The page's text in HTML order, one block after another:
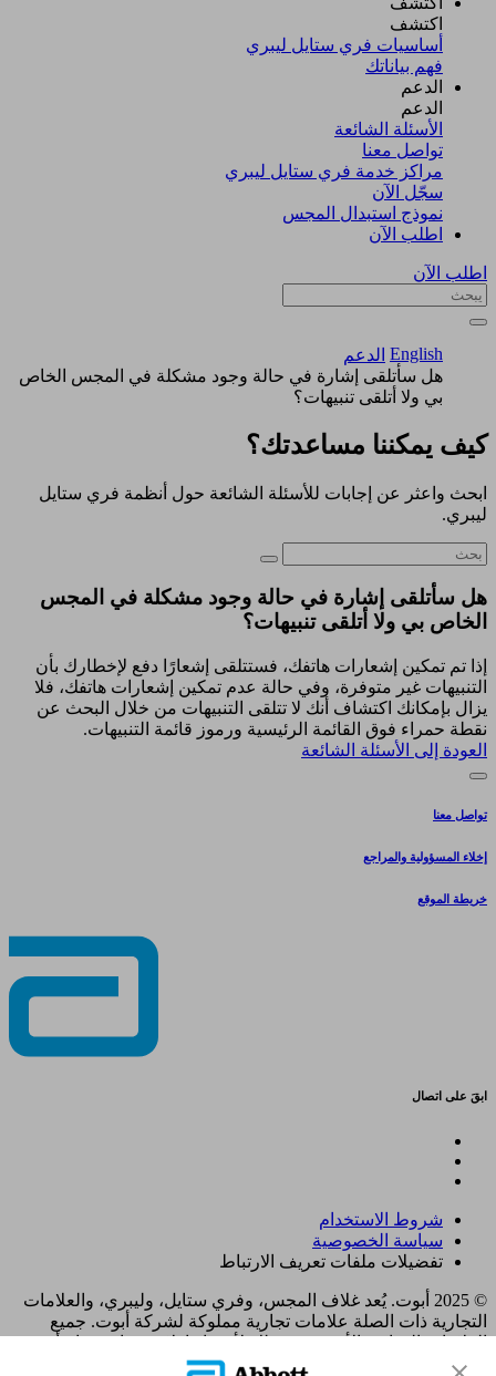
اكتشف​
أساسيات فري ستايل ليبري
فهم بياناتك
الدعم
الدعم
الأسئلة الشائعة
تواصل معنا
مراكز خدمة فري ستايل ليبري
سجّل الآن​
نموذج استبدال المجس
اطلب الآن
اطلب الآن
English الدعم
هل سأتلقى إشارة في حالة وجود مشكلة في المجس الخاص
بي ولا أتلقى تنبيهات؟
كيف يمكننا مساعدتك؟
ابحث واعثر عن إجابات للأسئلة الشائعة حول أنظمة فري ستايل
ليبري.
هل سأتلقى إشارة في حالة وجود مشكلة في المجس
الخاص بي ولا أتلقى تنبيهات؟
إذا تم تمكين إشعارات هاتفك، فستتلقى إشعارًا دفع لإخطارك بأن
التنبيهات غير متوفرة، وفي حالة عدم تمكين إشعارات هاتفك، فلا
يزال بإمكانك اكتشاف أنك لا تتلقى التنبيهات من خلال البحث عن
نقطة حمراء فوق القائمة الرئيسية ورموز قائمة التنبيهات.
العودة إلى الأسئلة الشائعة
تواصل معنا
إخلاء المسؤولية والمراجع
خريطة الموقع
ابقَ على اتصال
شروط الاستخدام
سياسة الخصوصية
تفضيلات ملفات تعريف الارتباط
© 2025 أبوت. يُعد غلاف المجس، وفري ستايل، وليبري، والعلامات
التجارية ذات الصلة علامات تجارية مملوكة لشركة أبوت. جميع
العلامات التجارية الأخرى هي ملك لأصحابها. لا يجوز استخدام أي
علامة تجارية، أو اسم تجاري، أو تصميم تجاري مملوك لشركة أبوت